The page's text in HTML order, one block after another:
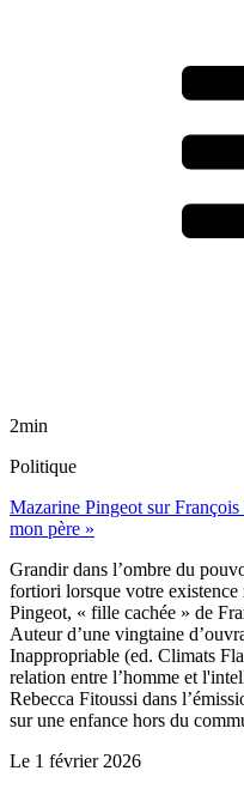
2min
Politique
Mazarine Pingeot sur
mon père »
Grandir dans l’ombre du
fortiori lorsque votre existence
Pingeot, « fille cachée » de
Auteur d’une vingtaine
Inappropriable (ed. Climats
relation entre l’homme et
Rebecca Fitoussi dans
sur une enfance hors du
Le 1 février 2026